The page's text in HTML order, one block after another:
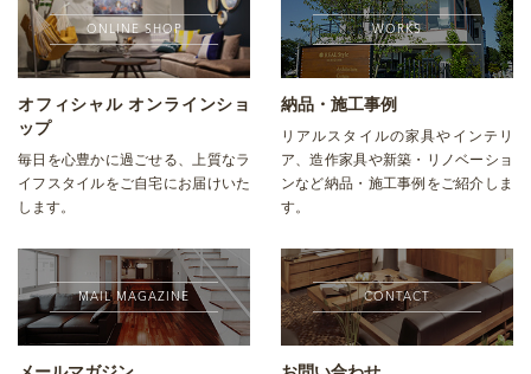
ONLINE SHOP
オフィシャル オンラインショ
ップ
毎日を心豊かに過ごせる、上質なラ
イフスタイルをご自宅にお届けいた
します。
WORKS
納品・施工事例
リアルスタイルの家具やインテリ
ア、造作家具や新築・リノベーショ
ンなど納品・施工事例をご紹介しま
す。
MAIL MAGAZINE CONTACT